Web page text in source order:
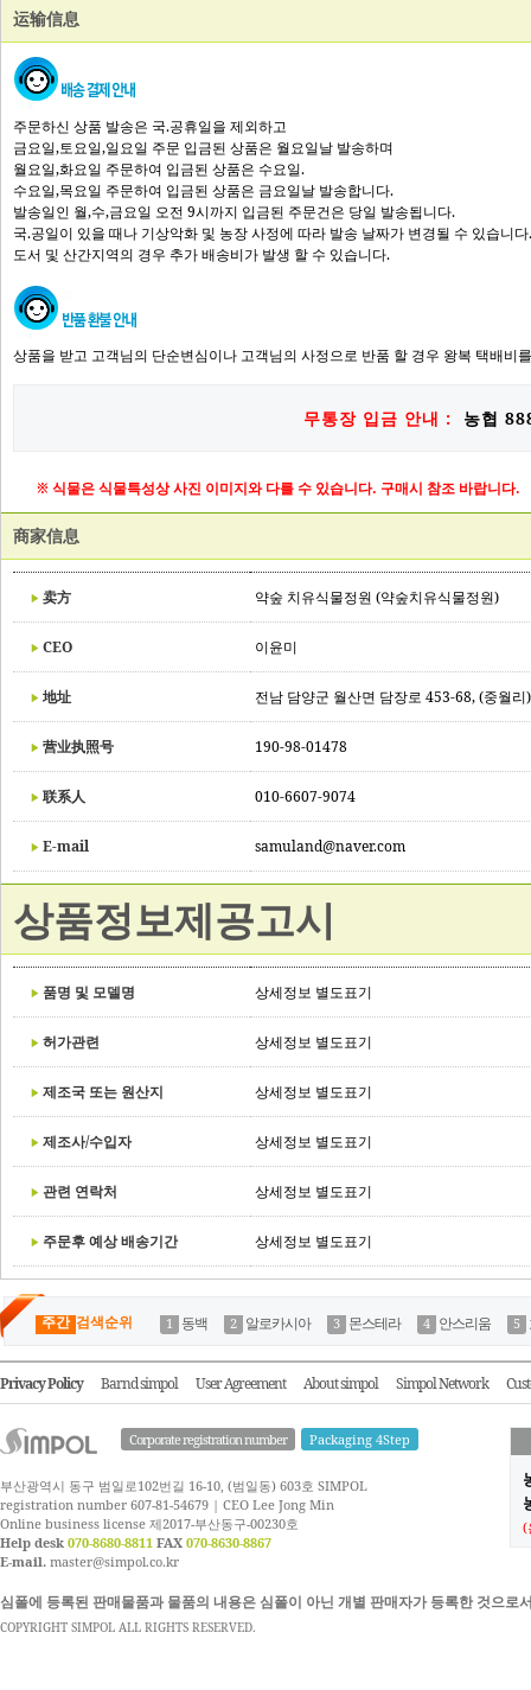
运输信息
주문하신 상품 발송은 국.공휴일을 제외하고
금요일,토요일,일요일 주문 입금된 상품은 월요일날 발송하며
월요일,화요일 주문하여 입금된 상품은 수요일.
수요일,목요일 주문하여 입금된 상품은 금요일날 발송합니다.
발송일인 월,수,금요일 오전 9시까지 입금된 주문건은 당일 발송됩니다.
국.공일이 있을 때나 기상악화 및 농장 사정에 따라 발송 날짜가 변경될 수 있습니다.
도서 및 산간지역의 경우 추가 배송비가 발생 할 수 있습니다.
상품을 받고 고객님의 단순변심이나 고객님의 사정으로 반품 할 경우 왕복 택배비
무통장 입금 안내 : 농협
※ 식물은 식물특성상 사진 이미지와 다를 수 있습니다. 구매시 참조 바랍니다.
商家信息
卖方 약숲 치유식물정원 (약숲치유식물정원)
CEO 이윤미
地址 전남 담양군 월산면 담장로 453-68, (중월리)
营业执照号 190-98-01478
联系人 010-6607-9074
E-mail samuland@naver.com
상품정보제공고시
품명 및 모델명 상세정보 별도표기
허가관련 상세정보 별도표기
제조국 또는 원산지 상세정보 별도표기
제조사/수입자 상세정보 별도표기
관련 연락처 상세정보 별도표기
주문후 예상 배송기간 상세정보 별도표기
주간 검색순위 동백 알로카시아 몬스테라 안스리움
Privacy Policy Barnd simpol User Agreement About simpol Simpol Network
Corporate registration number Packaging 4Step
부산광역시 동구 범일로102번길 16-10, (범일동) 603호 SIMPOL
registration number 607-81-54679 | CEO Lee Jong Min
Online business license 제2017-부산동구-00230호
Help desk 070-8680-8811 FAX 070-8630-8867
E-mail. master@simpol.co.kr
(
심폴에 등록된 판매물품과 물품의 내용은 심폴이 아닌 개별 판매자가 등록한 것으
COPYRIGHT SIMPOL ALL RIGHTS RESERVED.